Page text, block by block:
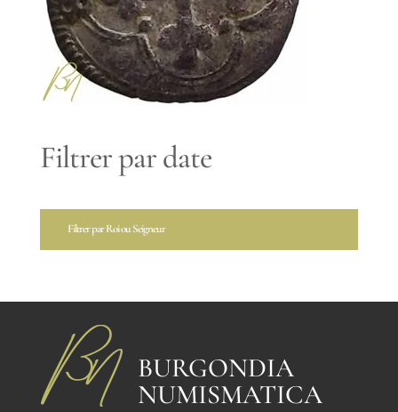
Filtrer par date
Filtrer par Roi ou Seigneur
BURGONDIA
NUMISMATICA